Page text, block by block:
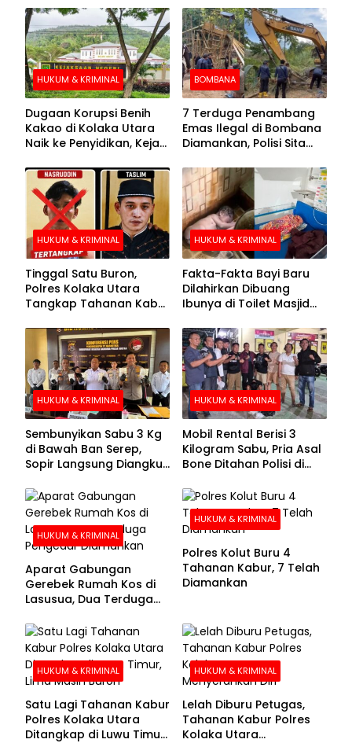
HUKUM & KRIMINAL
Dugaan Korupsi Benih
Kakao di Kolaka Utara
Naik ke Penyidikan, Kejari
BOMBANA
7 Terduga Penambang
Emas Ilegal di Bombana
Diamankan, Polisi Sita
Crusher
HUKUM & KRIMINAL
Tinggal Satu Buron,
Polres Kolaka Utara
Tangkap Tahanan Kabur
Pengejaran
HUKUM & KRIMINAL
Fakta-Fakta Bayi Baru
Dilahirkan Dibuang
Ibunya di Toilet Masjid
HUKUM & KRIMINAL
Sembunyikan Sabu 3 Kg
di Bawah Ban Serep,
Sopir Langsung Diangkut
HUKUM & KRIMINAL
Mobil Rental Berisi 3
Kilogram Sabu, Pria Asal
Bone Ditahan Polisi di
HUKUM & KRIMINAL
Aparat Gabungan
Gerebek Rumah Kos di
Lasusua, Dua Terduga
HUKUM & KRIMINAL
Polres Kolut Buru 4
Tahanan Kabur, 7 Telah
Diamankan
HUKUM & KRIMINAL
Satu Lagi Tahanan Kabur
Polres Kolaka Utara
Ditangkap di Luwu Timur,
HUKUM & KRIMINAL
Lelah Diburu Petugas,
Tahanan Kabur Polres
Kolaka Utara